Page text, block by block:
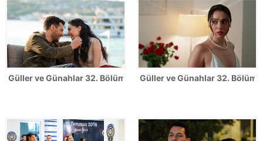
Güller ve Günahlar 32. Bölüm Fotoğrafları - Sezon Finali
Güller ve Günahlar 32.